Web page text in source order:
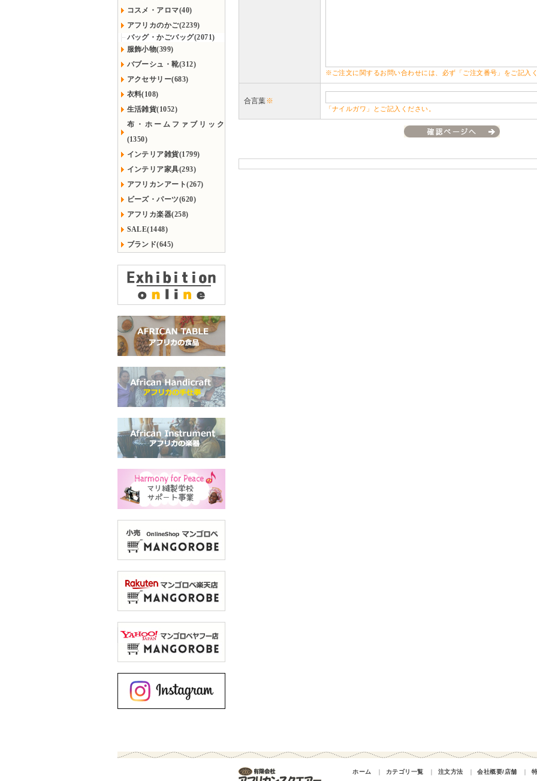
コスメ・アロマ(40)
アフリカのかご(2239)
バッグ・かごバッグ(2071)
服飾小物(399)
バブーシュ・靴(312)
アクセサリー(683)
衣料(108)
生活雑貨(1052)
布・ホームファブリック
(1350)
インテリア雑貨(1799)
インテリア家具(293)
アフリカンアート(267)
ビーズ・パーツ(620)
アフリカ楽器(258)
SALE(1448)
ブランド(645)
※ご注文に関するお問い合わせには、必ず「ご注文番号」をご記入
合言葉※
「ナイルガワ」とご記入ください。
ホーム ｜ カテゴリ一覧 ｜ 注文方法 ｜ 会社概要/店舗 ｜